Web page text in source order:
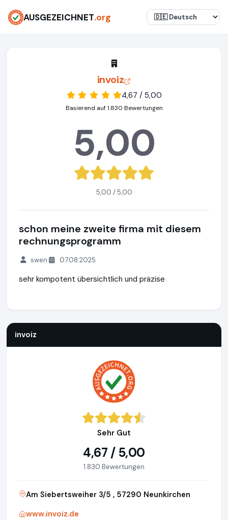
AUSGEZEICHNET.org
invoiz
4,67 / 5,00
Basierend auf 1.830 Bewertungen
5,00
5,00 / 5,00
schon meine zweite firma mit diesem
rechnungsprogramm
swen 07.08.2025
sehr kompotent übersichtlich und präzise
invoiz
Sehr Gut
4,67 / 5,00
1.830 Bewertungen
Am Siebertsweiher 3/5 , 57290 Neunkirchen
www.invoiz.de